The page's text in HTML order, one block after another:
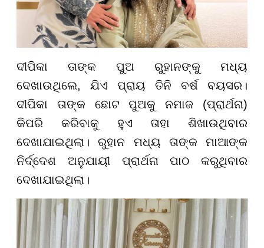
ଦୀପିକା ତାଙ୍କ ପୁଅ ରୁହାନଙ୍କୁ ମଧ୍ୟ
ଦେଖାଉଥିଲେ, ଯିଏ ପ୍ରାୟ ତିନି ବର୍ଷ ବୟସର।
ଦୀପିକା ତାଙ୍କ ଛୋଟ ପୁଅକୁ ନମାଜ (ପ୍ରାର୍ଥନା)
କିପରି କରିବାକୁ ହୁଏ ତାହା ଶିଖାଉଥିବାର
ଦେଖାଯାଇଥିଲା। ରୁହାନ ମଧ୍ୟ ତାଙ୍କ ମାଆଙ୍କ
ନିର୍ଦ୍ଦେଶ ଅନୁଯାୟୀ ପ୍ରାର୍ଥନା ପାଠ କରୁଥିବାର
ଦେଖାଯାଇଥିଲା।